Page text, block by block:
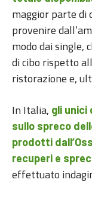
maggior parte
provenire
modo dai single,
di cibo rispetto
ristorazione e,
In Italia, gli unici
sullo spreco
prodotti
recuperi e
effettuato